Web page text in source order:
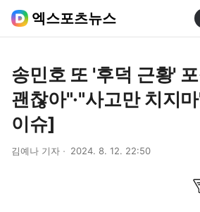
엑스포츠뉴스
송민호 또 '후덕 근황'
괜찮아"·"사고만 치지
이슈]
김예나 기자 2024. 8. 12. 22:50